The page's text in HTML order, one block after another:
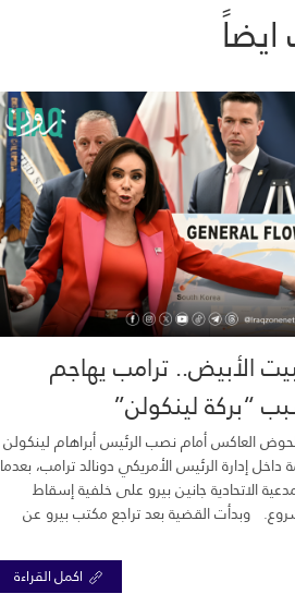
الأبيض.. ترامب يهاجم
“بركة لينكولن”
العاكس أمام نصب الرئيس أبراهام لينكولن
إدارة الرئيس الأمريكي دونالد ترامب، بعدما
الاتحادية جانين بيرو على خلفية إسقاط
وبدأت القضية بعد تراجع مكتب بيرو عن
اكمل القراءة